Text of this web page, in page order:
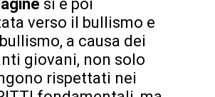
si è poi
verso il bullismo e
a causa dei
giovani, non solo
rispettati nei